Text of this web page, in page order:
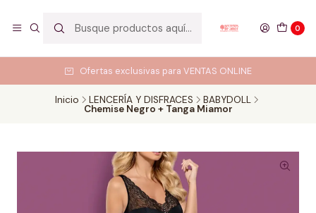
0
Ofertas exclusivas para VENTAS ONLINE
Inicio LENCERÍA Y DISFRACES BABYDOLL
Chemise Negro + Tanga Miamor